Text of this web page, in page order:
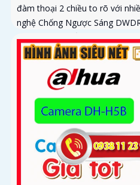
đàm thoại 2 chiều to rõ với
nghệ Chống Ngược Sáng
phát hiện chuyển động phân
khác, Hồng ngoại 10m cho
thiếu ánh sáng